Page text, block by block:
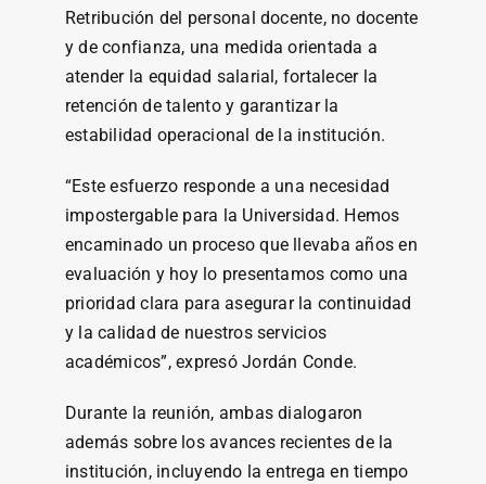
Retribución del personal docente, no docente
y de confianza, una medida orientada a
atender la equidad salarial, fortalecer la
retención de talento y garantizar la
estabilidad operacional de la institución.
“Este esfuerzo responde a una necesidad
impostergable para la Universidad. Hemos
encaminado un proceso que llevaba años en
evaluación y hoy lo presentamos como una
prioridad clara para asegurar la continuidad
y la calidad de nuestros servicios
académicos”, expresó Jordán Conde.
Durante la reunión, ambas dialogaron
además sobre los avances recientes de la
institución, incluyendo la entrega en tiempo